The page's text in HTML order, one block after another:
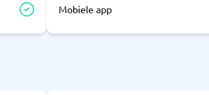
Mobiele app